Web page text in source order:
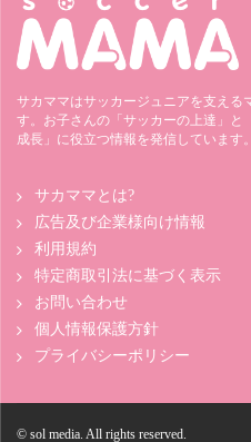
サカママはサッカージュニアを支える
す。お子さんの「サッカーの上達」と
成長」に役立つ情報を発信しています。
サカママとは?
広告及び企業様向け情報
利用規約
特定商取引法に基づく表示
お問い合わせ
個人情報保護方針
プライバシーポリシー
© sol media. All rights reserved.